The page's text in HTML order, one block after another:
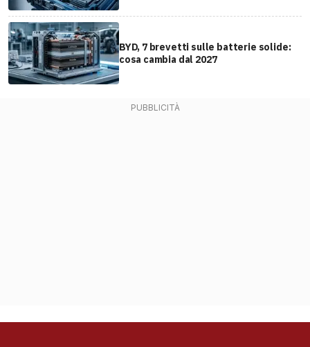
BYD, 7 brevetti sulle batterie solide:
cosa cambia dal 2027